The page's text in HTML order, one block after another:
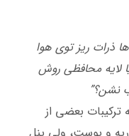
ذرات ریز توی هوا
لایه محافظی روش
نشن؟”
ترکیبات بعضی از